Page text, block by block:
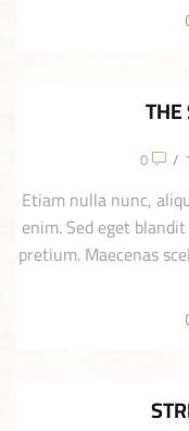
/
0
Etiam nulla nunc,
enim. Sed eget
pretium. Maecenas